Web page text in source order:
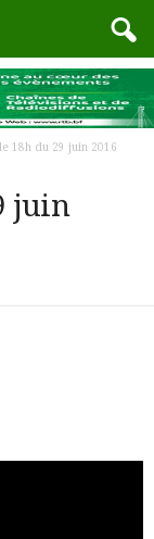
18h du 29 juin 2016
juin